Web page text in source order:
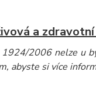
a
2006 nelze u
abyste si více